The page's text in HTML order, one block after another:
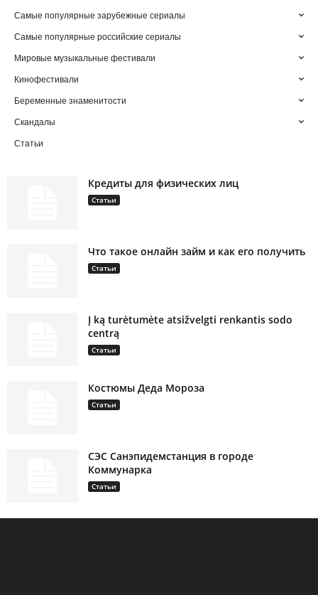
Самые популярные зарубежные сериалы
Самые популярные российские сериалы
Мировые музыкальные фестивали
Кинофестивали
Беременные знаменитости
Скандалы
Статьи
Кредиты для физических лиц
Статьи
Что такое онлайн займ и как его получить
Статьи
Į ką turėtumėte atsižvelgti renkantis sodo
centrą
Статьи
Костюмы Деда Мороза
Статьи
СЭС Санэпидемстанция в городе
Коммунарка
Статьи